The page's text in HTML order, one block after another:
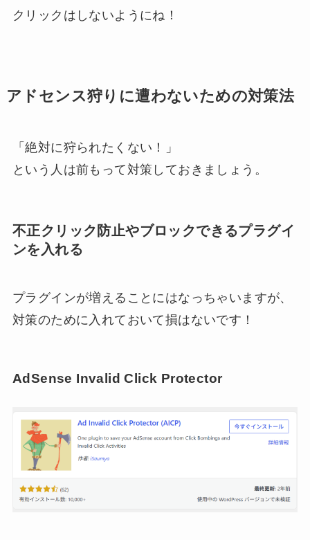
クリックはしないようにね！
アドセンス狩りに遭わないための対策法
「絶対に狩られたくない！」
という人は前もって対策しておきましょう。
不正クリック防止やブロックできるプラグイ
ンを入れる
プラグインが増えることにはなっちゃいますが、
対策のために入れておいて損はないです！
AdSense Invalid Click Protector